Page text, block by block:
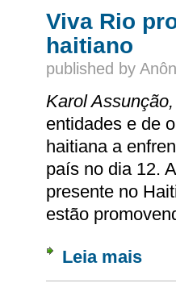
Viva Rio
haitiano
published by
Karol
entidades e de
haitiana a
país no dia 12.
presente no
estão
Leia mais